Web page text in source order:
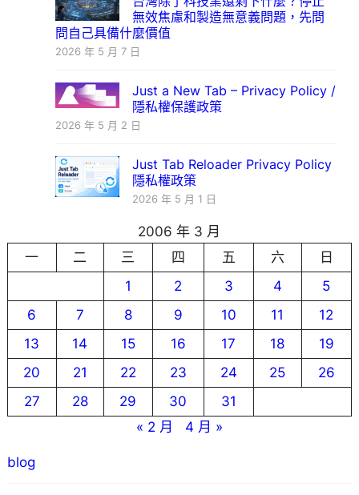
無效焦慮和製造無意義問題，先問
問自己具備什麼價值
2026 年 5 月 7 日
Just a New Tab – Privacy Policy /
隱私權保護政策
2026 年 5 月 2 日
Just Tab Reloader Privacy Policy
隱私權政策
2026 年 5 月 1 日
2006 年 3 月
一
二 三 四 五 六
日
1
2 3 4
5
6
7 8 9 10 11
12
13
14 15 16 17 18
19
20
21 22 23 24 25
26
27
28 29 30
31
« 2 月
4 月 »
blog